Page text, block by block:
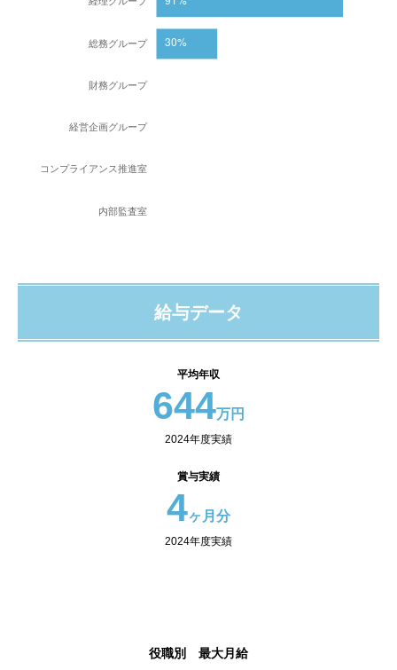
給与データ
平均年収
644万円
2024年度実績
賞与実績
4ヶ月分
2024年度実績
役職別 最大月給